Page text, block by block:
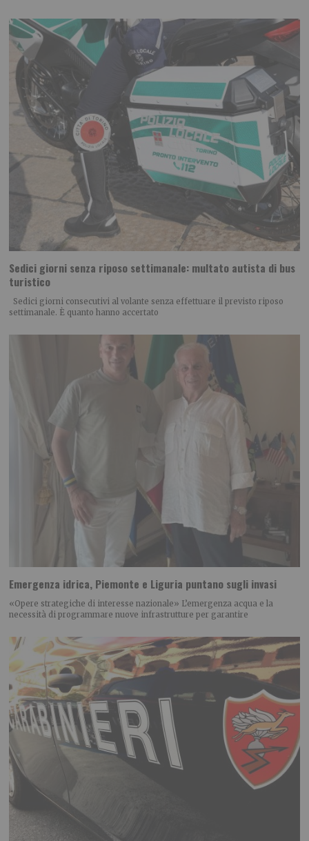
Sedici giorni senza riposo settimanale: multato autista di bus
turistico
Sedici giorni consecutivi al volante senza effettuare il previsto riposo
settimanale. È quanto hanno accertato
Emergenza idrica, Piemonte e Liguria puntano sugli invasi
«Opere strategiche di interesse nazionale» L’emergenza acqua e la
necessità di programmare nuove infrastrutture per garantire